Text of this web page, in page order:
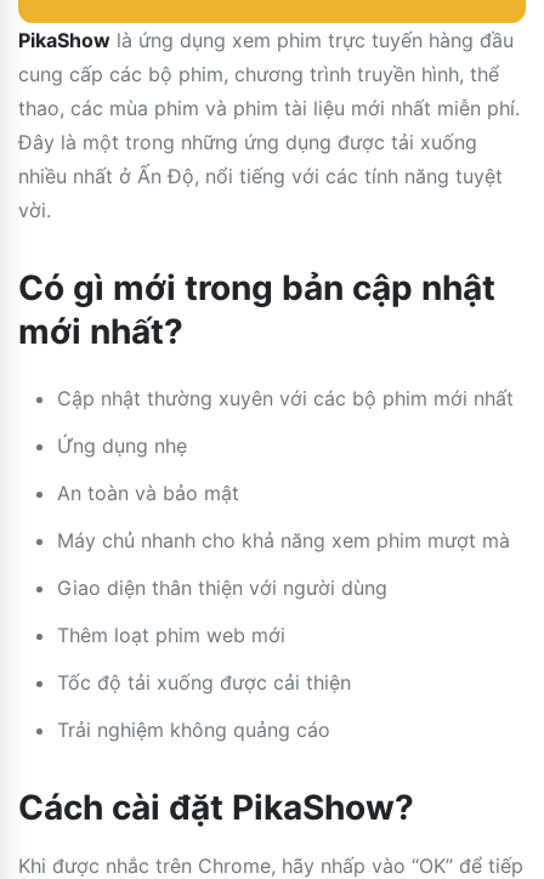
PikaShow là ứng dụng xem phim trực tuyến hàng đầu
cung cấp các bộ phim, chương trình truyền hình, thể
thao, các mùa phim và phim tài liệu mới nhất miễn phí.
Đây là một trong những ứng dụng được tải xuống
nhiều nhất ở Ấn Độ, nổi tiếng với các tính năng tuyệt
vời.
Có gì mới trong bản cập nhật
mới nhất?
Cập nhật thường xuyên với các bộ phim mới nhất
Ứng dụng nhẹ
An toàn và bảo mật
Máy chủ nhanh cho khả năng xem phim mượt mà
Giao diện thân thiện với người dùng
Thêm loạt phim web mới
Tốc độ tải xuống được cải thiện
Trải nghiệm không quảng cáo
Cách cài đặt PikaShow?
Khi được nhắc trên Chrome, hãy nhấp vào “OK” để tiếp